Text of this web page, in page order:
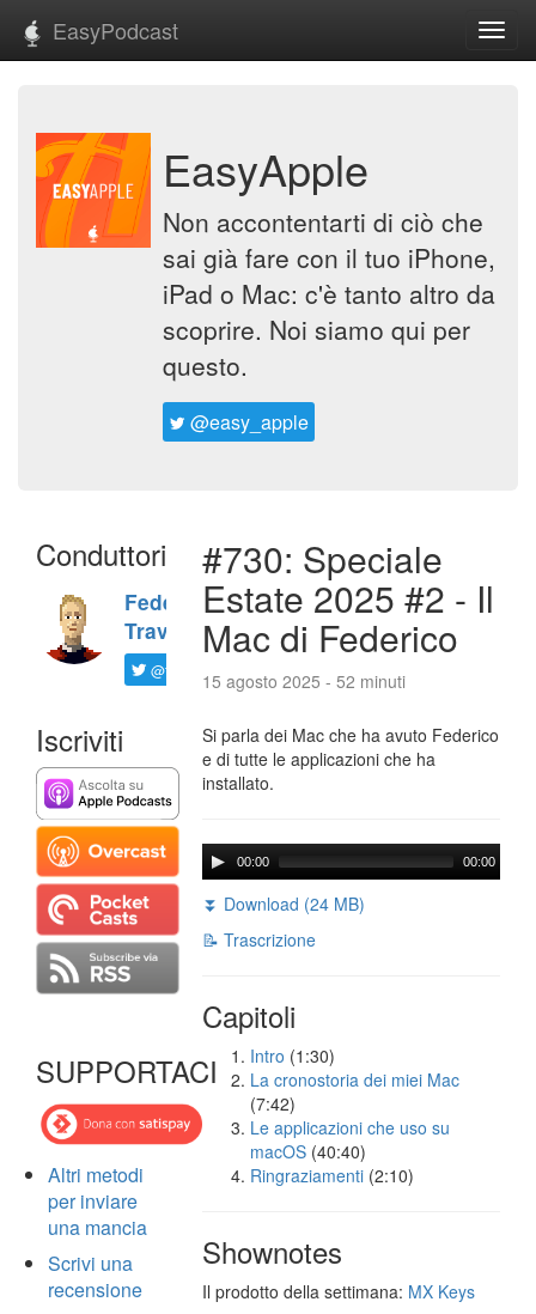
EasyPodcast
EasyApple
Non accontentarti di ciò che
sai già fare con il tuo iPhone,
iPad o Mac: c'è tanto altro da
scoprire. Noi siamo qui per
questo.
@easy_apple
Conduttori
Federico
Travaini
@ftrava
Iscriviti
SUPPORTACI
Altri metodi
per inviare
una mancia
Scrivi una
recensione
#730: Speciale
Estate 2025 #2 - Il
Mac di Federico
15 agosto 2025 - 52 minuti
Si parla dei Mac che ha avuto Federico
e di tutte le applicazioni che ha
installato.
00:00 00:00
⏬ Download (24 MB)
📝 Trascrizione
Capitoli
Intro (1:30)
La cronostoria dei miei Mac
(7:42)
Le applicazioni che uso su
macOS (40:40)
Ringraziamenti (2:10)
Shownotes
Il prodotto della settimana: MX Keys